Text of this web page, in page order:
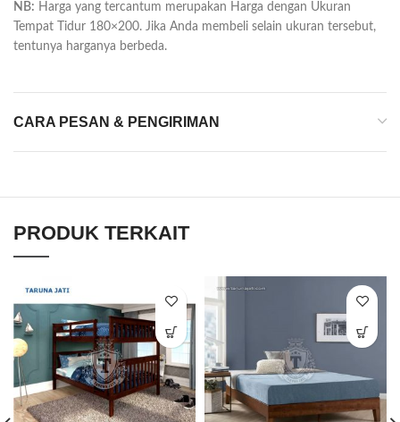
NB: Harga yang tercantum merupakan Harga dengan Ukuran
Tempat Tidur 180×200. Jika Anda membeli selain ukuran tersebut,
tentunya harganya berbeda.
CARA PESAN & PENGIRIMAN
PRODUK TERKAIT